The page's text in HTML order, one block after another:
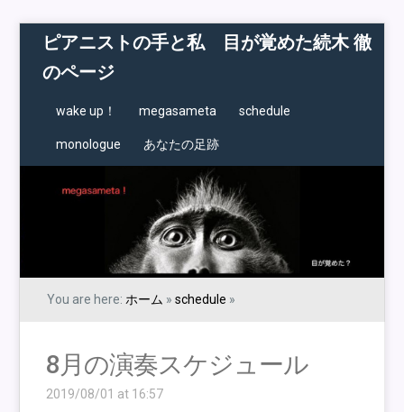
ピアニストの手と私 目が覚めた続木 徹
のページ
wake up！ megasameta schedule
monologue あなたの足跡
You are here: ホーム »schedule »
8月の演奏スケジュール
2019/08/01 at 16:57